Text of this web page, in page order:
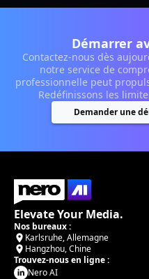
Démarrer
Contactez-nous dès
notre service de
professionnelle peut
Redéfinissons les
Demander une
Elevate Your Media.
Nos bureaux :
Karlsruhe, Allemagne
Hangzhou, Chine
Trouvez-nous en ligne :
Nero AI